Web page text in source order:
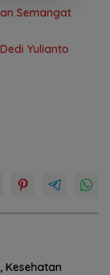
Semangat
Yulianto
Kesehatan